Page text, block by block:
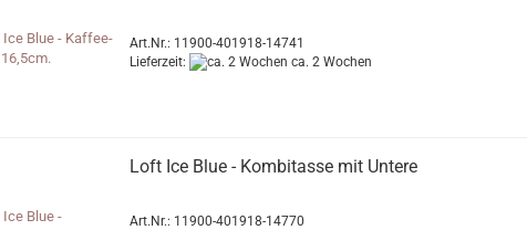
Art.Nr.: 11900-401918-14741
Lieferzeit:
ca. 2 Wochen
Loft Ice Blue - Kombitasse mit Untere
Art.Nr.: 11900-401918-14770